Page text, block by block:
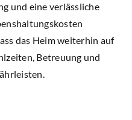
und eine verlässliche
das Heim weiterhin auf
Betreuung und